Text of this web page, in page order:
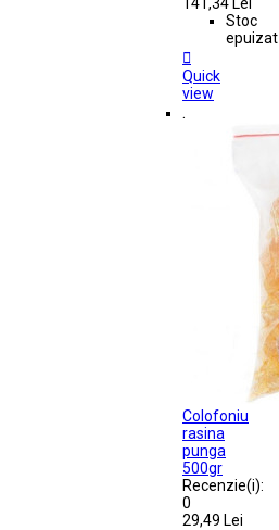
Stoc
epuizat

Quick
view
.
Colofoniu
rasina
punga
500gr
Recenzie(i):
0
29,49 Lei